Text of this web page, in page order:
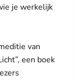
je werkelijk
van
een boek